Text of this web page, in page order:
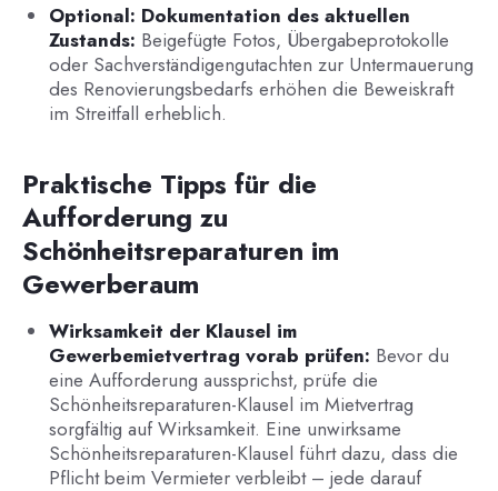
Optional: Dokumentation des aktuellen
Zustands: Beigefügte Fotos, Übergabeprotokolle
oder Sachverständigengutachten zur Untermauerung
des Renovierungsbedarfs erhöhen die Beweiskraft
im Streitfall erheblich.
Praktische Tipps für die
Aufforderung zu
Schönheitsreparaturen im
Gewerberaum
Wirksamkeit der Klausel im
Gewerbemietvertrag vorab prüfen: Bevor du
eine Aufforderung aussprichst, prüfe die
Schönheitsreparaturen-Klausel im Mietvertrag
sorgfältig auf Wirksamkeit. Eine unwirksame
Schönheitsreparaturen-Klausel führt dazu, dass die
Pflicht beim Vermieter verbleibt – jede darauf